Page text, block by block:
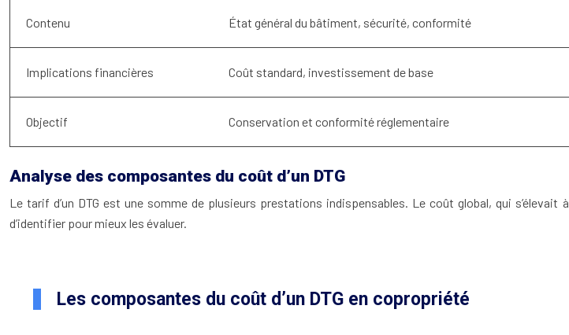
Contenu État général du bâtiment, sécurité, conformité
Implications financières Coût standard, investissement de base
Objectif Conservation et conformité réglementaire
Analyse des composantes du coût d’un DTG
Le tarif d’un DTG est une somme de plusieurs prestations indispensables. Le coût global, qui s’élevait à
d’identifier pour mieux les évaluer.
Les composantes du coût d’un DTG en copropriété